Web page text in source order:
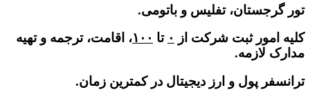
تور گرجستان، تفلیس و باتومی.
کلیه امور ثبت شرکت از
۰ تا ۱۰۰، اقامت، ترجمه و تهیه
مدارک لازمه.
ترانسفر پول و ارز دیجیتال در کمترین زمان.